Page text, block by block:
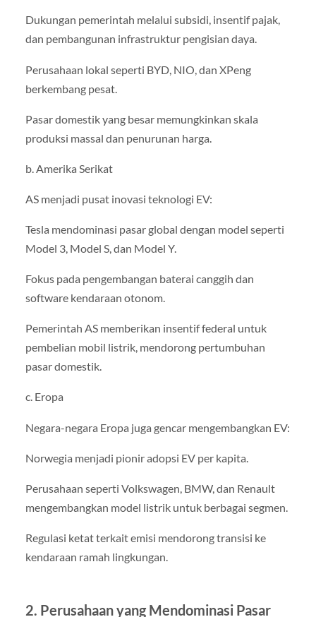
Dukungan pemerintah melalui subsidi, insentif pajak,
dan pembangunan infrastruktur pengisian daya.
Perusahaan lokal seperti BYD, NIO, dan XPeng
berkembang pesat.
Pasar domestik yang besar memungkinkan skala
produksi massal dan penurunan harga.
b. Amerika Serikat
AS menjadi pusat inovasi teknologi EV:
Tesla mendominasi pasar global dengan model seperti
Model 3, Model S, dan Model Y.
Fokus pada pengembangan baterai canggih dan
software kendaraan otonom.
Pemerintah AS memberikan insentif federal untuk
pembelian mobil listrik, mendorong pertumbuhan
pasar domestik.
c. Eropa
Negara-negara Eropa juga gencar mengembangkan EV:
Norwegia menjadi pionir adopsi EV per kapita.
Perusahaan seperti Volkswagen, BMW, dan Renault
mengembangkan model listrik untuk berbagai segmen.
Regulasi ketat terkait emisi mendorong transisi ke
kendaraan ramah lingkungan.
2. Perusahaan yang Mendominasi Pasar